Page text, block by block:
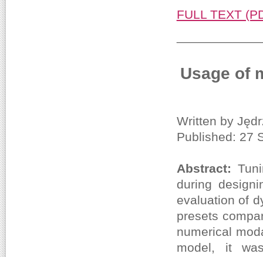
FULL TEXT
Usage of
Written by
Published: 27
Abstract:
during
evaluation of
presets
numerical
model, it